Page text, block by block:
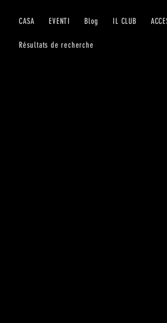
CASA EVENTI Blog IL CLUB
Résultats de recherche